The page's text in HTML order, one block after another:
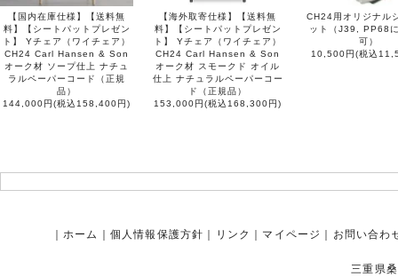
【国内在庫仕様】【送料無
料】【シートパットプレゼン
ト】 Yチェア（ワイチェア）
CH24 Carl Hansen & Son
オーク材 ソープ仕上 ナチュ
ラルペーパーコード（正規
品）
144,000円(税込158,400円)
【海外取寄仕様】【送料無
料】【シートパットプレゼン
ト】 Yチェア（ワイチェア）
CH24 Carl Hansen & Son
オーク材 スモークド オイル
仕上 ナチュラルペーパーコー
ド（正規品）
153,000円(税込168,300円)
CH24用オリジナル
ット（J39, PP68
可）
10,500円(税込
ホーム 個人情報保護方針 リンク マイページ お問い合わ
三重県